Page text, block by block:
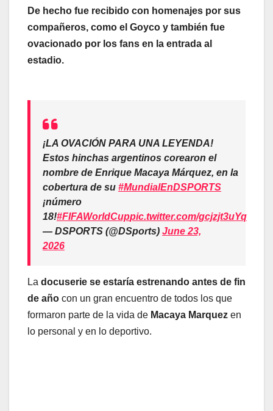
De hecho fue recibido con homenajes por sus
compañeros, como el Goyco y también fue
ovacionado por los fans en la entrada al
estadio.
¡LA OVACIÓN PARA UNA LEYENDA!
Estos hinchas argentinos corearon el
nombre de Enrique Macaya Márquez, en la
cobertura de su #MundialEnDSPORTS
¡número
18!#FIFAWorldCuppic.twitter.com/gcjzjt3uYq
— DSPORTS (@DSports) June 23,
2026
La docuserie se estaría estrenando antes de fin
de año con un gran encuentro de todos los que
formaron parte de la vida de Macaya Marquez en
lo personal y en lo deportivo.